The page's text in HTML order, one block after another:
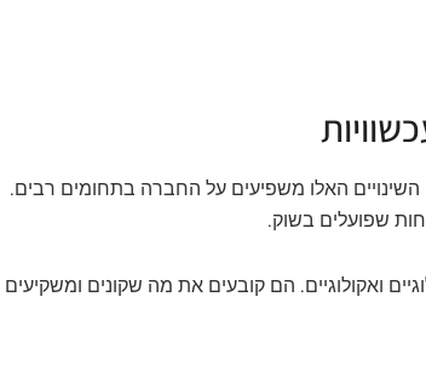
השינויים האלו משפיעים על החברה בתחומים רבים.
שפועלים בשוק.
ואקולוגיים. הם קובעים את מה שקונים ומשקיעים